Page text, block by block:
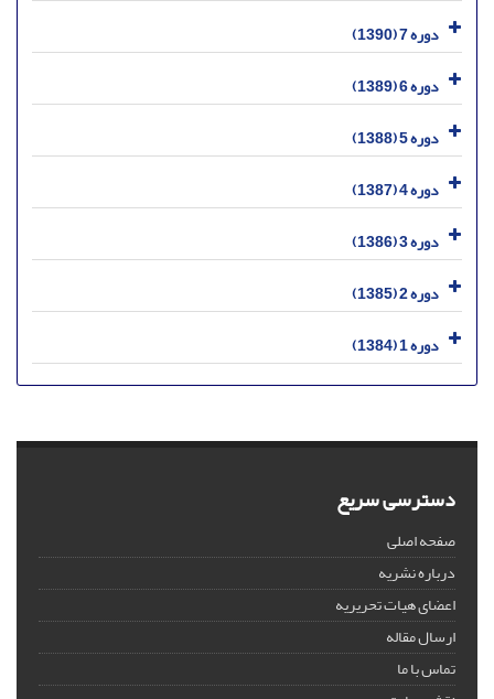
دوره 7 (1390)
دوره 6 (1389)
دوره 5 (1388)
دوره 4 (1387)
دوره 3 (1386)
دوره 2 (1385)
دوره 1 (1384)
دسترسی سریع
صفحه اصلی
درباره نشریه
اعضای هیات تحریریه
ارسال مقاله
تماس با ما